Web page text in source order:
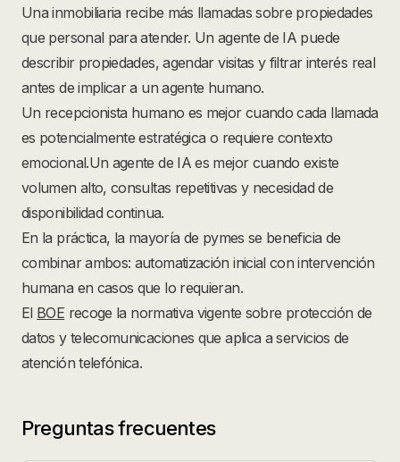
Una inmobiliaria recibe más llamadas sobre propiedades
que personal para atender. Un agente de IA puede
describir propiedades, agendar visitas y filtrar interés real
antes de implicar a un agente humano.
Un recepcionista humano es mejor cuando cada llamada
es potencialmente estratégica o requiere contexto
emocional.Un agente de IA es mejor cuando existe
volumen alto, consultas repetitivas y necesidad de
disponibilidad continua.
En la práctica, la mayoría de pymes se beneficia de
combinar ambos: automatización inicial con intervención
humana en casos que lo requieran.
El BOE recoge la normativa vigente sobre protección de
datos y telecomunicaciones que aplica a servicios de
atención telefónica.
Preguntas frecuentes